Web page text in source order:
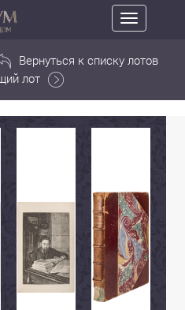
Toggle
navigation
Вернуться к списку лотов
лот